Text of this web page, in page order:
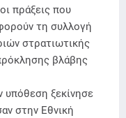
πράξεις που
τη συλλογή
στρατιωτικής
βλάβης
υπόθεση ξεκίνησε
στην Εθνική